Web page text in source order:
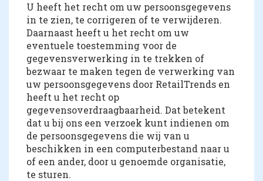
U heeft het recht om uw persoonsgegevens
in te zien, te corrigeren of te verwijderen.
Daarnaast heeft u het recht om uw
eventuele toestemming voor de
gegevensverwerking in te trekken of
bezwaar te maken tegen de verwerking van
uw persoonsgegevens door RetailTrends en
heeft u het recht op
gegevensoverdraagbaarheid. Dat betekent
dat u bij ons een verzoek kunt indienen om
de persoonsgegevens die wij van u
beschikken in een computerbestand naar u
of een ander, door u genoemde organisatie,
te sturen.